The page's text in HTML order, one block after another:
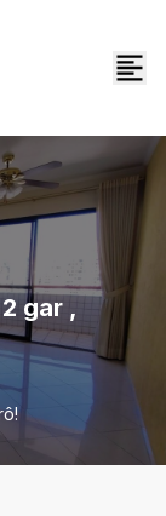
gar ,